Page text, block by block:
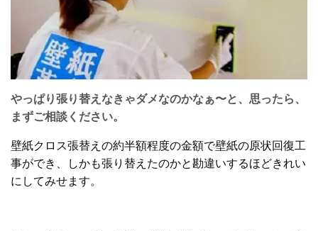
やっぱり張り替えなきゃダメなのかなぁ〜と、思ったら、
まずご相談ください。
壁紙クロス張替えの約半額程度の金額で壁紙の原状回復工
事ができ、しかも張り替えたのかと勘違いするほどきれい
にしてみせます。